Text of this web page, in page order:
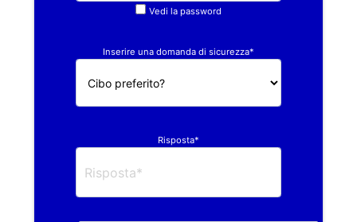
Vedi la password
Inserire una domanda di sicurezza*
Risposta*